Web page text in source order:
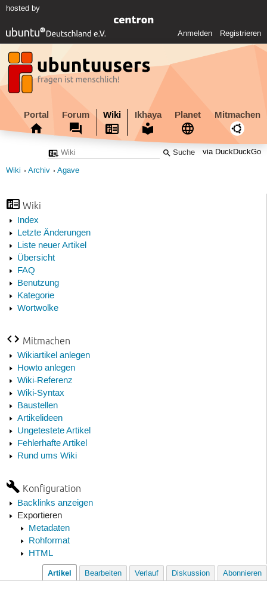
hosted by
Anmelden Registrieren
Portal Forum Wiki Ikhaya Planet Mitmachen
via DuckDuckGo
Wiki Archiv Agave
Wiki
Index
Letzte Änderungen
Liste neuer Artikel
Übersicht
FAQ
Benutzung
Kategorie
Wortwolke
Mitmachen
Wikiartikel anlegen
Howto anlegen
Wiki-Referenz
Wiki-Syntax
Baustellen
Artikelideen
Ungetestete Artikel
Fehlerhafte Artikel
Rund ums Wiki
Konfiguration
Backlinks anzeigen
Exportieren
Metadaten
Rohformat
HTML
Artikel Bearbeiten Verlauf Diskussion Abonnieren